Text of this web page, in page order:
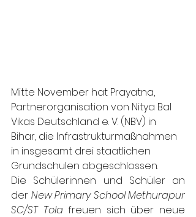
Mitte November hat Prayatna,
Partnerorganisation von Nitya Bal
Vikas Deutschland e. V. (NBV) in
Bihar, die Infrastrukturmaßnahmen
in insgesamt drei staatlichen
Grundschulen abgeschlossen.
Die Schülerinnen und Schüler an
der New Primary School Methurapur
SC/ST Tola freuen sich über neue